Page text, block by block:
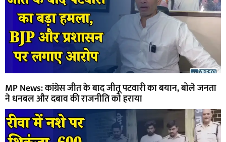
MP News: कांग्रेस जीत के बाद जीतू पटवारी का बयान, बोले जनता
ने धनबल और दबाव की राजनीति को हराया